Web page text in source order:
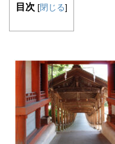
目次 [閉じる]